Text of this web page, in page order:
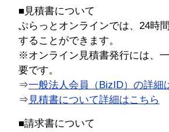
■見積書について
ぷらっとオンラインでは、24時
することができます。
※オンライン見積書発行には、
要です。
⇒一般法人会員（BizID）の詳細
⇒ 見積書について詳細はこちら
■請求書について